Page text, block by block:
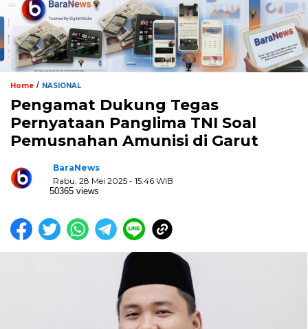
Home / NASIONAL
Pengamat Dukung Tegas
Pernyataan Panglima TNI Soal
Pemusnahan Amunisi di Garut
BaraNews
Rabu, 28 Mei 2025 - 15:46 WIB
50365 views